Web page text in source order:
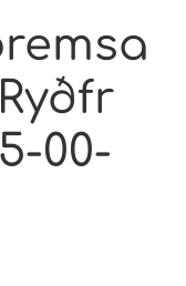
00-